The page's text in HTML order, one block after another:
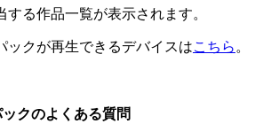
る作品一覧が表示されます。
クが再生できるデバイスはこちら 。
クのよくある質問